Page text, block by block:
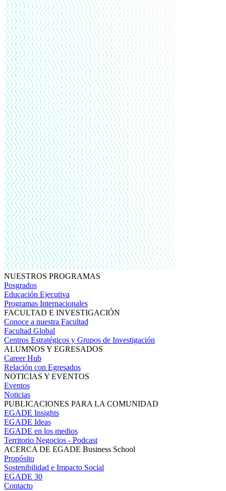
NUESTROS PROGRAMAS
Posgrados
Educación Ejecutiva
Programas Internacionales
FACULTAD E INVESTIGACIÓN
Conoce a nuestra Facultad
Facultad Global
Centros Estratégicos y Grupos de Investigación
ALUMNOS Y EGRESADOS
Career Hub
Relación con Egresados
NOTICIAS Y EVENTOS
Eventos
Noticias
PUBLICACIONES PARA LA COMUNIDAD
EGADE Insights
EGADE Ideas
EGADE en los medios
Territorio Negocios - Podcast
ACERCA DE EGADE Business School
Propósito
Sostenibilidad e Impacto Social
EGADE 30
Contacto